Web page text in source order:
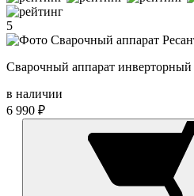
5
Сварочный аппарат инверторный
в наличии
6 990 ₽